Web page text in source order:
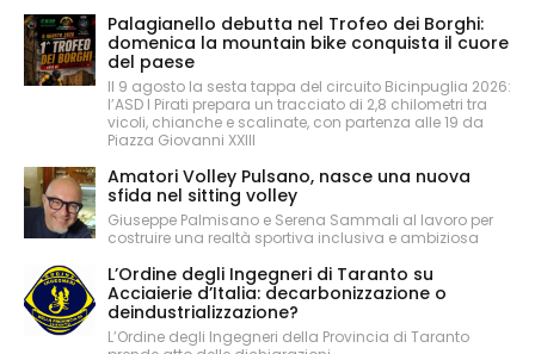
Palagianello debutta nel Trofeo dei Borghi:
domenica la mountain bike conquista il cuore
del paese
Il 9 agosto la sesta tappa del circuito Bicinpuglia 2026:
l’ASD I Pirati prepara un tracciato di 2,8 chilometri tra
vicoli, chianche e scalinate, con partenza alle 19 da
Piazza Giovanni XXIII
Amatori Volley Pulsano, nasce una nuova
sfida nel sitting volley
Giuseppe Palmisano e Serena Sammali al lavoro per
costruire una realtà sportiva inclusiva e ambiziosa
L’Ordine degli Ingegneri di Taranto su
Acciaierie d’Italia: decarbonizzazione o
deindustrializzazione?
L’Ordine degli Ingegneri della Provincia di Taranto